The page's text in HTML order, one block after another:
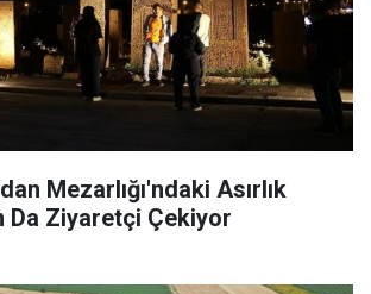
Mezarlığı'ndaki Asırlık
Da Ziyaretçi Çekiyor